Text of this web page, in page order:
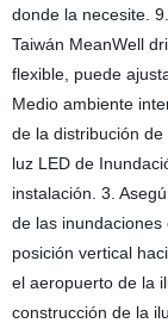
donde la necesite.
Taiwán MeanWell
flexible, puede
Medio ambiente
de la distribución
luz LED de
instalación. 3.
de las
posición vertical
el aeropuerto de la
construcción de la